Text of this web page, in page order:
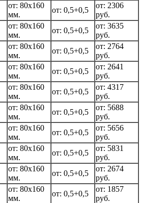
от: 80x160
мм.
от: 0,5+0,5
от: 2306
руб.
от: 80x160
мм.
от: 0,5+0,5
от: 3635
руб.
от: 80x160
мм.
от: 0,5+0,5
от: 2764
руб.
от: 80x160
мм.
от: 0,5+0,5
от: 2641
руб.
от: 80x160
мм.
от: 0,5+0,5
от: 4317
руб.
от: 80x160
мм.
от: 0,5+0,5
от: 5688
руб.
от: 80x160
мм.
от: 0,5+0,5
от: 5656
руб.
от: 80x160
мм.
от: 0,5+0,5
от: 5831
руб.
от: 80x160
мм.
от: 0,5+0,5
от: 2674
руб.
от: 80x160
мм.
от: 0,5+0,5
от: 1857
руб.